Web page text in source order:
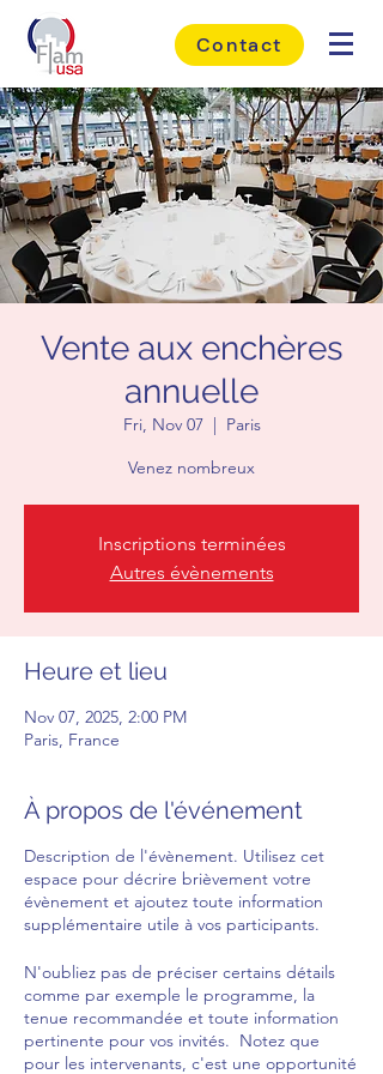
Contact
Vente aux enchères
annuelle
Fri, Nov 07
  |
Paris
Venez nombreux
Inscriptions terminées
Autres évènements
Heure et lieu
Nov 07, 2025, 2:00 PM
Paris, France
À propos de l'événement
Description de l'évènement. Utilisez cet
espace pour décrire brièvement votre
évènement et ajoutez toute information
supplémentaire utile à vos participants.
N'oubliez pas de préciser certains détails
comme par exemple le programme, la
tenue recommandée et toute information
pertinente pour vos invités. Notez que
pour les intervenants, c'est une opportunité